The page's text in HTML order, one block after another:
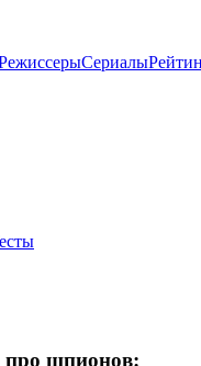
Сериалы
про шпионов: